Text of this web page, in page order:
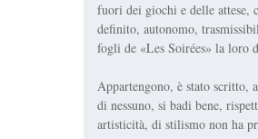
fuori dei giochi e delle attese,
definito, autonomo,
fogli de «Les Soirées» la loro
Appartengono, è stato scritto,
di nessuno, si badi bene,
artisticità, di stilismo non ha